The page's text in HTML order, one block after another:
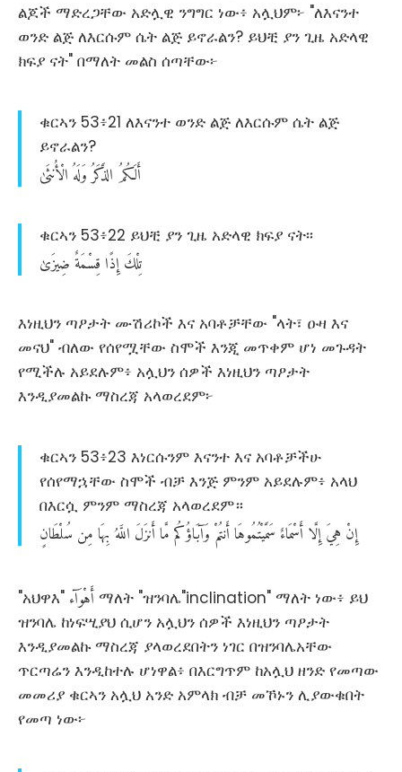
ልጆች ማድረጋቸው አድሏዊ ንግግር ነው፥ አሏህም፦ "ለእናንተ
ወንድ ልጅ ለእርሱም ሴት ልጅ ይኖራልን? ይህቺ ያን ጊዜ አድላዊ
ክፍያ ናት" በማለት መልስ ሰጣቸው፦
ቁርኣን 53፥21 ለእናንተ ወንድ ልጅ ለእርሱም ሴት ልጅ
ይኖራልን?
أَلَكُمُالذَّكَرُوَلَهُالْأُنثَىٰ
ቁርኣን 53፥22 ይህቺ ያን ጊዜ አድላዊ ክፍያ ናት፡፡
تِلْكَإِذًاقِسْمَةٌضِيزَىٰ
እነዚህን ጣዖታት ሙሽሪኮች እና አባቶቻቸው "ላት፣ ዑዛ እና
መናህ" ብለው የሰየሟቸው ስሞች እንጂ መጥቀም ሆነ መጉዳት
የሚችሉ አይደሉም፥ አሏህን ሰዎች እነዚህን ጣዖታት
እንዲያመልኩ ማስረጃ አላወረደም፦
ቁርኣን 53፥23 እነርሱንም እናንተ እና አባቶቻችሁ
የሰየማኋቸው ስሞች ብቻ እንጅ ምንም አይደሉም፥ አላህ
በእርሷ ምንም ማስረጃ አላወረደም።
إِنْهِيَإِلَّاأَسْمَاءٌسَمَّيْتُمُوهَاأَنتُمْوَآبَاؤُكُممَّاأَنزَلَاللَّهُبِهَامِنسُلْطَانٍ
"አህዋእ" أَهْوَآء ማለት "ዝንባሌ"inclination" ማለት ነው፥ ይህ
ዝንባሌ ከነፍሢያህ ሲሆን አሏህን ሰዎች እነዚህን ጣዖታት
እንዲያመልኩ ማስረጃ ያላወረደበትን ነገር በዝንባሌአቸው
ጥርጣሬን እንዲከተሉ ሆነዋል፥ በእርግጥም ከአሏህ ዘንድ የመጣው
መመሪያ ቁርኣን አሏህ አንድ አምላክ ብቻ መኾኑን ሊያውቁበት
የመጣ ነው፦